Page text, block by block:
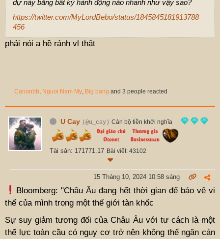
dự này bằng bất kỳ hành động nào nhanh như vậy sao?
https://twitter.com/MyLordBebo/status/1845845181913788
456
phải nói a hề rảnh vl thật
Canonbb Nguoi Nam My Big bang and 3 people reacted
U Cay (@u_cay) Cán bộ tiền khởi nghĩa
Tài sản: 171771.17 Bài viết: 43102
15 Tháng 10, 2024 10:58 sáng
Bloomberg: "Châu Âu đang hết thời gian để bảo vệ vị
thế của mình trong một thế giới tàn khốc
Sự suy giảm tương đối của Châu Âu với tư cách là một
thế lực toàn cầu có nguy cơ trở nên không thể ngăn cản